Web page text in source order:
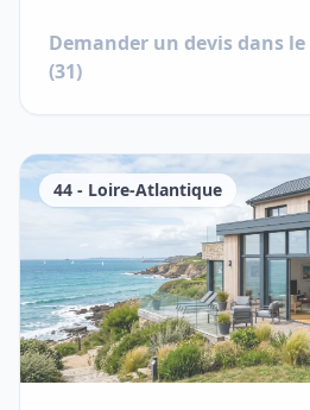
Demander un devis dans le
(31)
44 - Loire-Atlantique